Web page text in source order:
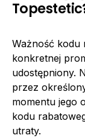
Ważność kodu
konkretnej
udostępniony.
przez
momentu jego
kodu
utraty.